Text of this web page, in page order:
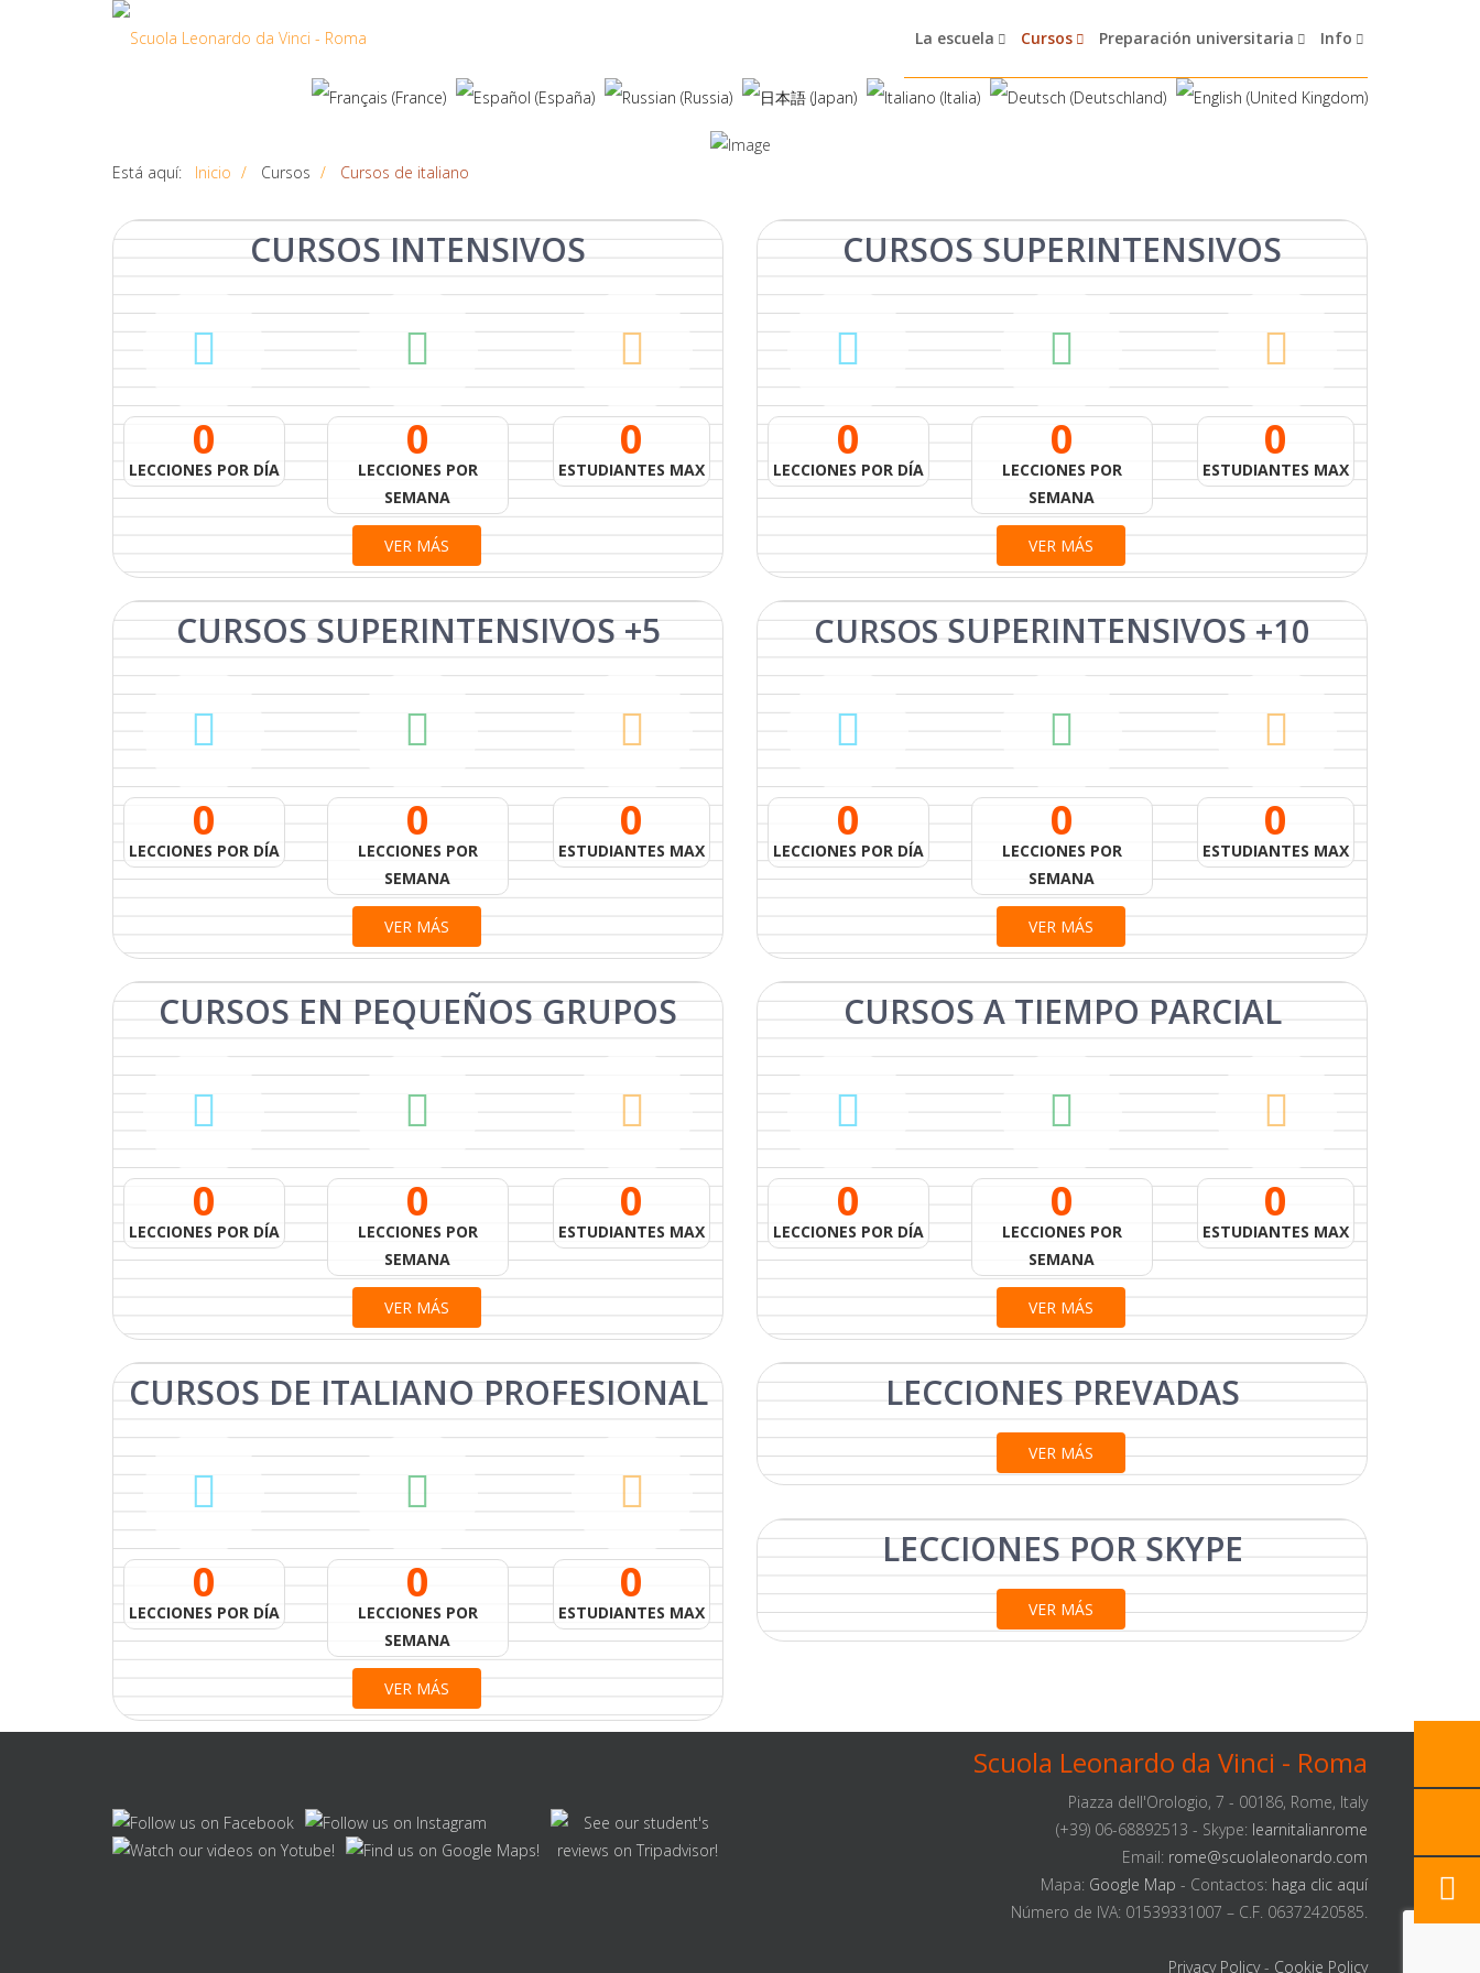
La escuela Cursos Preparación universitaria Info
Está aquí: Inicio Cursos Cursos de italiano
CURSOSINTENSIVOS
0
LECCIONES POR DÍA
0
LECCIONES POR
SEMANA
0
ESTUDIANTES MAX
VER MÁS
CURSOSSUPERINTENSIVOS
0
LECCIONES POR DÍA
0
LECCIONES POR
SEMANA
0
ESTUDIANTES MAX
VER MÁS
CURSOSSUPERINTENSIVOS+5
0
LECCIONES POR DÍA
0
LECCIONES POR
SEMANA
0
ESTUDIANTES MAX
VER MÁS
CURSOS SUPERINTENSIVOS +10
0
LECCIONES POR DÍA
0
LECCIONES POR
SEMANA
0
ESTUDIANTES MAX
VER MÁS
CURSOS ENPEQUEÑOSGRUPOS
0
LECCIONES POR DÍA
0
LECCIONES POR
SEMANA
0
ESTUDIANTES MAX
VER MÁS
CURSOS A TIEMPOPARCIAL
0
LECCIONES POR DÍA
0
LECCIONES POR
SEMANA
0
ESTUDIANTES MAX
VER MÁS
CURSOS DE ITALIANOPROFESIONAL
0
LECCIONES POR DÍA
0
LECCIONES POR
SEMANA
0
ESTUDIANTES MAX
VER MÁS
LECCIONESPREVADAS
VER MÁS
LECCIONES PORSKYPE
VER MÁS
Scuola Leonardo da Vinci - Roma
Piazza dell'Orologio, 7 - 00186, Rome, Italy
(+39) 06-68892513 - Skype: learnitalianrome
Email: rome@scuolaleonardo.com
Mapa: Google Map - Contactos: haga clic aquí
Número de IVA: 01539331007 – C.F. 06372420585.
Privacy Policy- Cookie Policy